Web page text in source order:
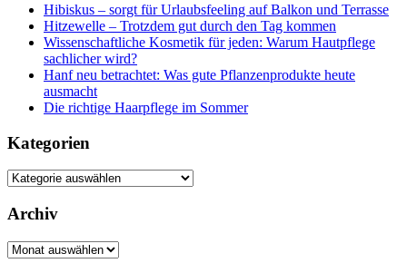
Hibiskus – sorgt für Urlaubsfeeling auf Balkon und Terrasse
Hitzewelle – Trotzdem gut durch den Tag kommen
Wissenschaftliche Kosmetik für jeden: Warum Hautpflege
sachlicher wird?
Hanf neu betrachtet: Was gute Pflanzenprodukte heute
ausmacht
Die richtige Haarpflege im Sommer
Kategorien
Kategorien
Archiv
Archiv